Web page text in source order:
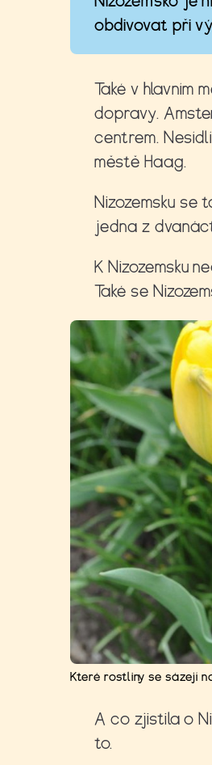
obdivovat při
Také v hlavním
dopravy.
centrem.
městě Haag.
Nizozemsku se
jedna z
K Nizozemsku
Také se
Které rostliny se sázejí
A co zjistila o
to.